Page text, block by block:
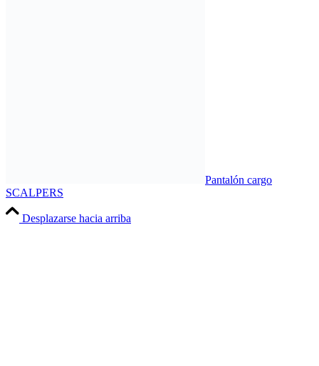
Pantalón cargo
SCALPERS
Desplazarse hacia arriba